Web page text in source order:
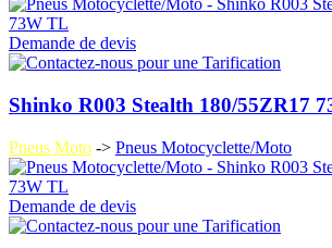
Demande de devis
Shinko R003 Stealth 180/55ZR17
Pneus Moto -> Pneus Motocyclette/Moto
Demande de devis